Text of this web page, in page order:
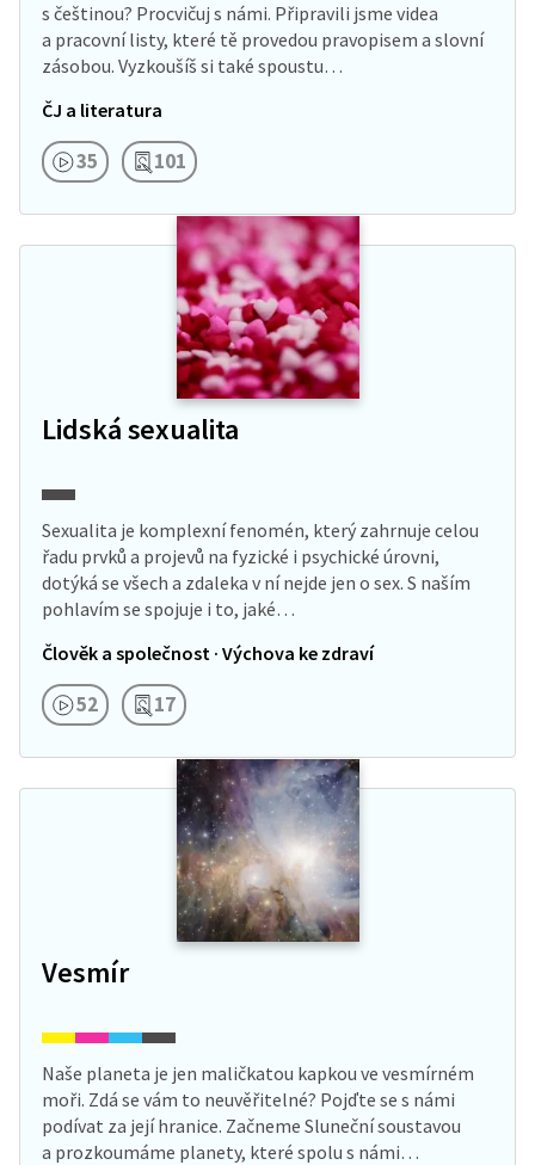
s češtinou? Procvičuj s námi. Připravili jsme videa
a pracovní listy, které tě provedou pravopisem a slovní
zásobou. Vyzkoušíš si také spoustu…
ČJ a literatura
35 101
Lidská sexualita
Sexualita je komplexní fenomén, který zahrnuje celou
řadu prvků a projevů na fyzické i psychické úrovni,
dotýká se všech a zdaleka v ní nejde jen o sex. S naším
pohlavím se spojuje i to, jaké…
Člověk a společnost · Výchova ke zdraví
52 17
Vesmír
Naše planeta je jen maličkatou kapkou ve vesmírném
moři. Zdá se vám to neuvěřitelné? Pojďte se s námi
podívat za její hranice. Začneme Sluneční soustavou
a prozkoumáme planety, které spolu s námi…